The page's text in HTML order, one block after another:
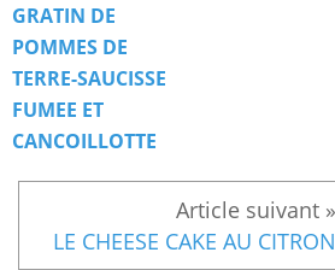
GRATIN DE
POMMES DE
TERRE-SAUCISSE
FUMEE ET
CANCOILLOTTE
LE CHEESE CAKE AU CITRON